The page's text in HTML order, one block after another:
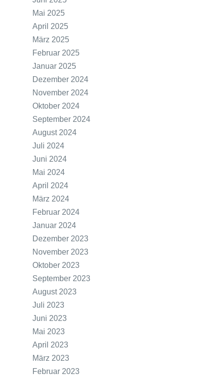
Mai 2025
April 2025
März 2025
Februar 2025
Januar 2025
Dezember 2024
November 2024
Oktober 2024
September 2024
August 2024
Juli 2024
Juni 2024
Mai 2024
April 2024
März 2024
Februar 2024
Januar 2024
Dezember 2023
November 2023
Oktober 2023
September 2023
August 2023
Juli 2023
Juni 2023
Mai 2023
April 2023
März 2023
Februar 2023